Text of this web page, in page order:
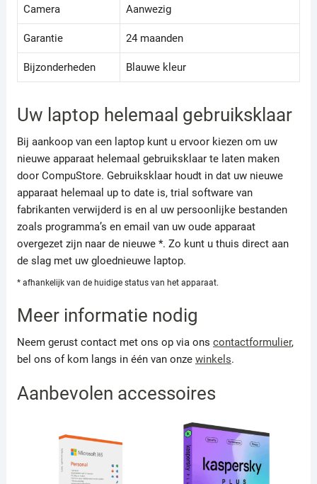
Camera Aanwezig
Garantie 24 maanden
Bijzonderheden Blauwe kleur
Uw laptop helemaal gebruiksklaar
Bij aankoop van een laptop kunt u ervoor kiezen om uw
nieuwe apparaat helemaal gebruiksklaar te laten maken
door CompuStore. Gebruiksklaar houdt in dat uw nieuwe
apparaat helemaal up to date is, trial software van
fabrikanten verwijderd is en al uw persoonlijke bestanden
zoals programma’s en email van uw oude apparaat
overgezet zijn naar de nieuwe *. Zo kunt u thuis direct aan
de slag met uw gloednieuwe laptop.
* afhankelijk van de huidige status van het apparaat.
Meer informatie nodig
Neem gerust contact met ons op via ons contactformulier,
bel ons of kom langs in één van onze winkels.
Aanbevolen accessoires